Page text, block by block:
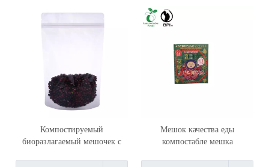
Компостируемый
биоразлагаемый мешочек с
Мешок качества еды
компостабле мешка